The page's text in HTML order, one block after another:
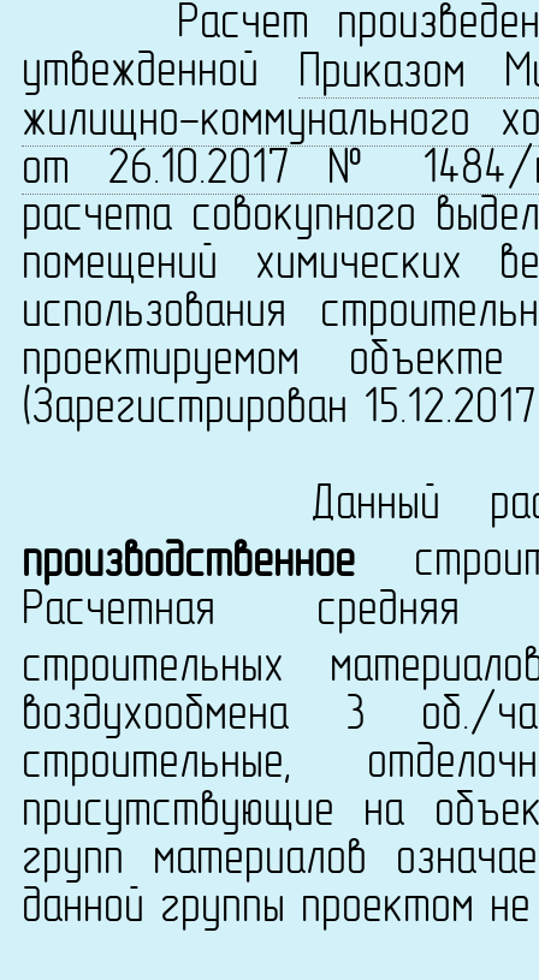
Расчет произведен
утвежденной Приказом
жилищно-коммунального
от 26.10.2017 № 1484/
расчета совокупного
помещений химических
использования
проектируемом объекте
(Зарегистрирован
Данный расчет
производственное
Расчетная средняя
строительных
воздухообмена 3
строительные,
присутствующие на
групп материалов
данной группы проектом